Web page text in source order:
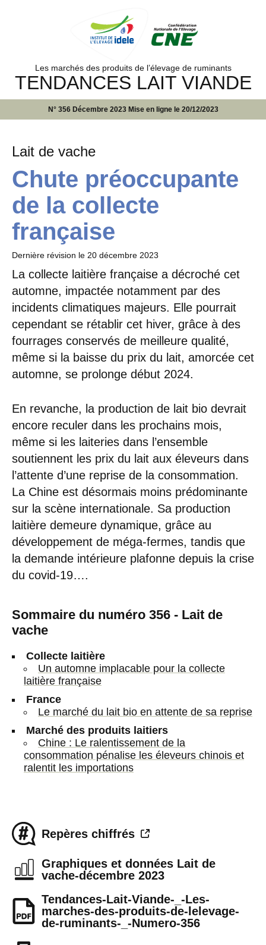
Les marchés des produits de l’élevage de ruminants
TENDANCES LAIT VIANDE
N° 356 Décembre 2023 Mise en ligne le 20/12/2023
Lait de vache
Chute préoccupante
de la collecte
française
Dernière révision le 20 décembre 2023
La collecte laitière française a décroché cet
automne, impactée notamment par des
incidents climatiques majeurs. Elle pourrait
cependant se rétablir cet hiver, grâce à des
fourrages conservés de meilleure qualité,
même si la baisse du prix du lait, amorcée cet
automne, se prolonge début 2024.
En revanche, la production de lait bio devrait
encore reculer dans les prochains mois,
même si les laiteries dans l’ensemble
soutiennent les prix du lait aux éleveurs dans
l’attente d’une reprise de la consommation.
La Chine est désormais moins prédominante
sur la scène internationale. Sa production
laitière demeure dynamique, grâce au
développement de méga-fermes, tandis que
la demande intérieure plafonne depuis la crise
du covid-19….
Sommaire du numéro 356 - Lait de
vache
Collecte laitière
Un automne implacable pour la collecte
laitière française
France
Le marché du lait bio en attente de sa reprise
Marché des produits laitiers
Chine : Le ralentissement de la
consommation pénalise les éleveurs chinois et
ralentit les importations
Repères chiffrés
Graphiques et données Lait de
vache-décembre 2023
Tendances-Lait-Viande-_-Les-
marches-des-produits-de-lelevage-
de-ruminants-_-Numero-356